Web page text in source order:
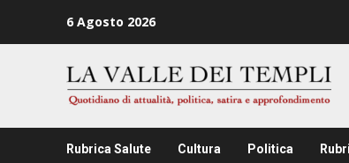
6 Agosto 2026
Rubrica Salute Cultura Politica